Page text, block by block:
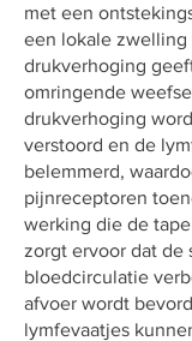
met een
een lokale zwelling
drukverhoging
omringende
drukverhoging
verstoord en de
belemmerd,
pijnreceptoren
werking die de
zorgt ervoor dat de
bloedcirculatie
afvoer wordt
lymfevaatjes